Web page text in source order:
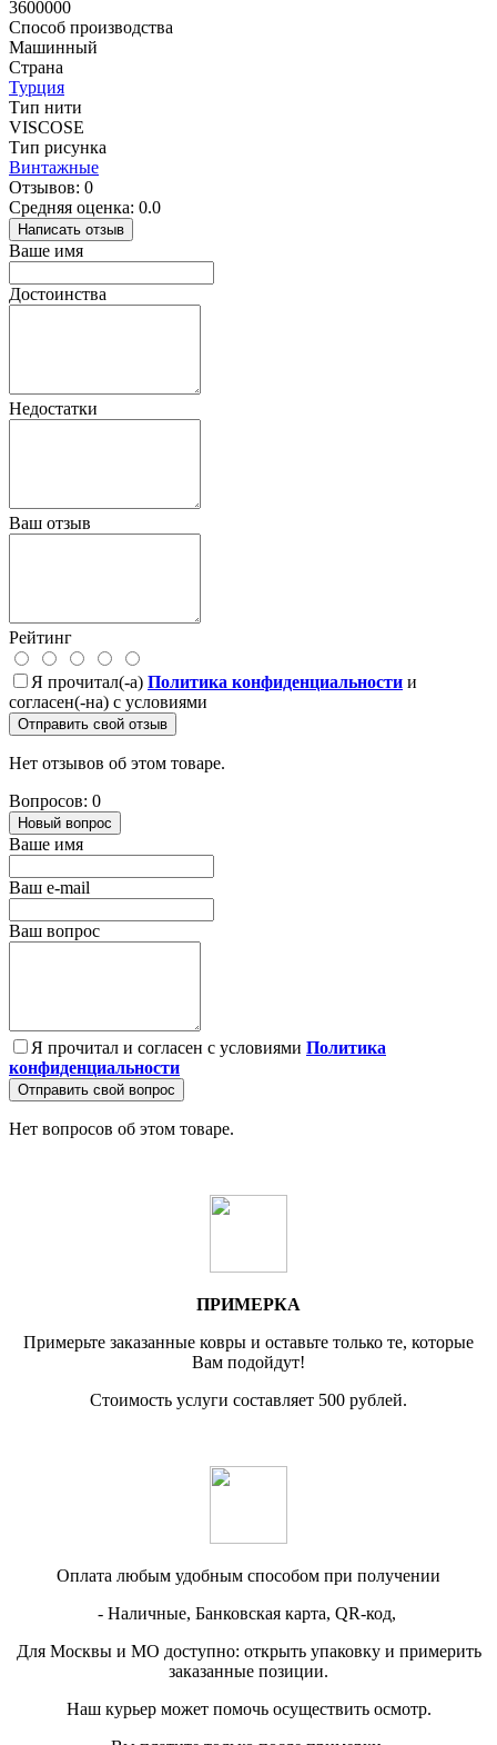
3600000
Способ производства
Машинный
Страна
Турция
Тип нити
VISCOSE
Тип рисунка
Винтажные
Отзывов: 0
Средняя оценка: 0.0
Написать отзыв
Ваше имя
Достоинства
Недостатки
Ваш отзыв
Рейтинг
Я прочитал(-а) Политика конфиденциальности и
согласен(-на) с условиями
Отправить свой отзыв
Нет отзывов об этом товаре.
Вопросов: 0
Новый вопрос
Ваше имя
Ваш e-mail
Ваш вопрос
Я прочитал и согласен с условиями Политика
конфиденциальности
Отправить свой вопрос
Нет вопросов об этом товаре.
ПРИМЕРКА
Примерьте заказанные ковры и оставьте только те, которые
Вам подойдут!
Стоимость услуги составляет 500 рублей.
Оплата любым удобным способом при получении
- Наличные, Банковская карта, QR-код,
Для Москвы и МО доступно: открыть упаковку и примерить
заказанные позиции.
Наш курьер может помочь осуществить осмотр.